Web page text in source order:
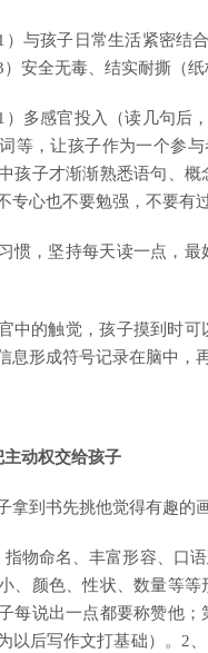
1）与孩子日常生活紧密结
安全无毒、结实耐撕（纸
1）多感官投入（读几句后
等，让孩子作为一个参
孩子才渐渐熟悉语句、
专心也不要勉强，不要有
惯，坚持每天读一点，
中的触觉，孩子摸到时
息形成符号记录在脑中，
主动权交给孩子
拿到书先挑他觉得有趣的
指物命名、丰富形容、口
、颜色、性状、数量等
每说出一点都要称赞他
以后写作文打基础）。2